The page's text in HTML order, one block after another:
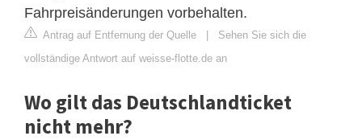
Fahrpreisänderungen vorbehalten.
Antrag auf Entfernung der Quelle | Sehen Sie sich die
vollständige Antwort auf weisse-flotte.de an
Wo gilt das Deutschlandticket
nicht mehr?